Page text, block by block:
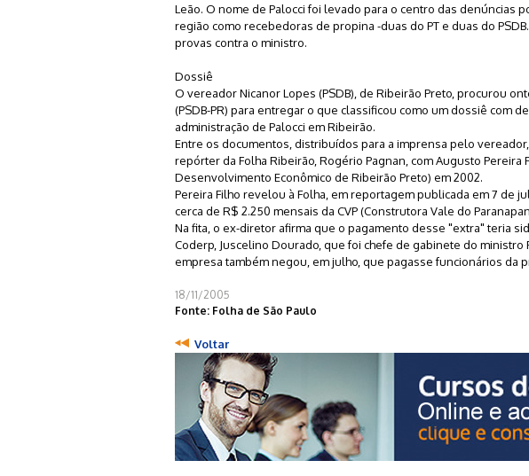
Leão. O nome de Palocci foi levado para o centro das denúncias
região como recebedoras de propina -duas do PT e duas do
provas contra o ministro.
Dossiê
O vereador Nicanor Lopes (PSDB), de Ribeirão Preto, procurou
(PSDB-PR) para entregar o que classificou como um dossiê com
administração de Palocci em Ribeirão.
Entre os documentos, distribuídos para a imprensa pelo
repórter da Folha Ribeirão, Rogério Pagnan, com Augusto Pereira
Desenvolvimento Econômico de Ribeirão Preto) em 2002.
Pereira Filho revelou à Folha, em reportagem publicada em 7 de
cerca de R$ 2.250 mensais da CVP (Construtora Vale do
Na fita, o ex-diretor afirma que o pagamento desse "extra" teria
Coderp, Juscelino Dourado, que foi chefe de gabinete do ministro
empresa também negou, em julho, que pagasse funcionários da
18/11/2005
Fonte: Folha de São Paulo
Voltar